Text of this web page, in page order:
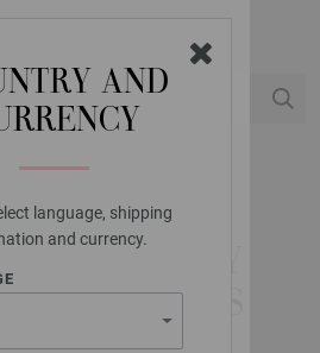
AND
language, shipping
and currency.
GROSSA
COSY
STRIPES